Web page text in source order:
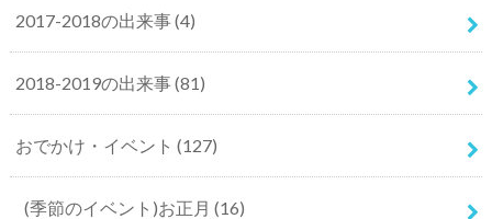
2017-2018の出来事(4)
2018-2019の出来事(81)
おでかけ・イベント (127)
(季節のイベント)お正月 (16)